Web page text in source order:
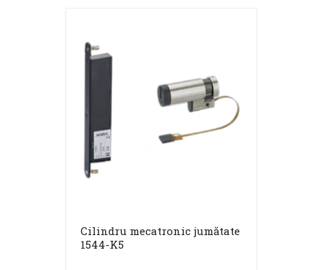
Cilindru mecatronic jumătate
1544-K5